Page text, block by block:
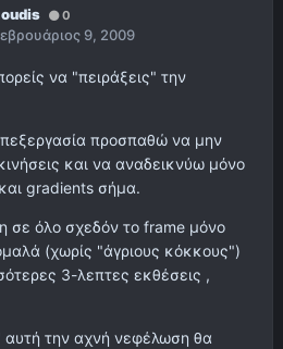
0
9, 2009
να "πειράξεις" την
προσπαθώ να μην
και να αναδεικνύω μόνο
gradients σήμα.
σε όλο σχεδόν το frame μόνο
(χωρίς "άγριους κόκκους")
3-λεπτες εκθέσεις ,
αυτή την αχνή νεφέλωση θα